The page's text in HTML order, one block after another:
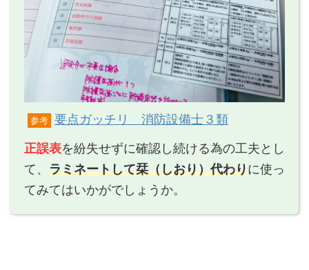
参考 要点ガッチリ 消防設備士３類
正誤表を紛失せずに確認し続ける為の工夫とし
て、 ラミネートして栞（しおり）代わりに使っ
てみてはいかがでしょうか。